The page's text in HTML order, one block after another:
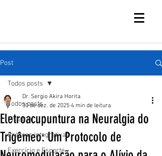
Post
Todos posts
Fisiatria
Práticas integrativas
Exercício e Esporte
Todos posts
Eletroacupuntura na Neuralgia do
Trigêmeo: Um Protocolo de
Dr. Sergio Akira Horita
30 de dez. de 2025 4 min de leitura